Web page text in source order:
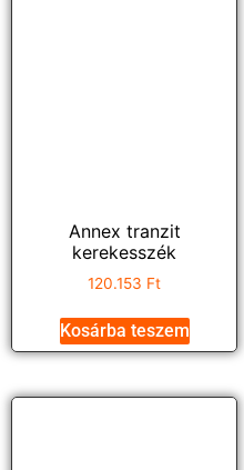
Annex tranzit
kerekesszék
120.153 Ft
Kosárba teszem